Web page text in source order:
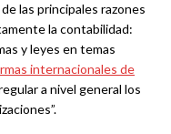
las principales razones
la contabilidad:
y leyes en temas
internacionales de
a nivel general los